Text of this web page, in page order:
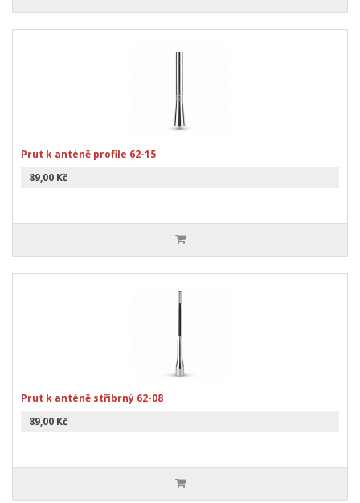
Prut k anténě profile 62-15
89,00 Kč
Prut k anténě stříbrný 62-08
89,00 Kč